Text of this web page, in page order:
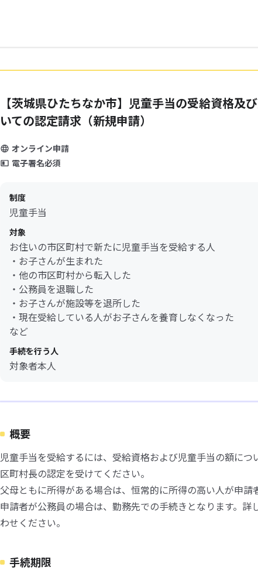
【茨城県ひたちなか市】児童手当の受給資格及
いての認定請求（新規申請）
オンライン申請
電子署名必須
制度
児童手当
対象
お住いの市区町村で新たに児童手当を受給する人
・お子さんが生まれた
・他の市区町村から転入した
・公務員を退職した
・お子さんが施設等を退所した
・現在受給している人がお子さんを養育しなくなった
など
手続を行う人
対象者本人
概要
児童手当を受給するには、受給資格および児童手当の額につ
区町村長の認定を受けてください。
父母ともに所得がある場合は、恒常的に所得の高い人が申請
申請者が公務員の場合は、勤務先での手続きとなります。詳
わせください。
手続期限